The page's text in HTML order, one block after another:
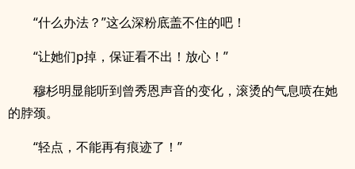
“什么办法？”这么深粉底盖不住的吧！
“让她们p掉，保证看不出！放心！”
穆杉明显能听到曾秀恩声音的变化，滚烫的气息喷在她
的脖颈。
“轻点，不能再有痕迹了！”